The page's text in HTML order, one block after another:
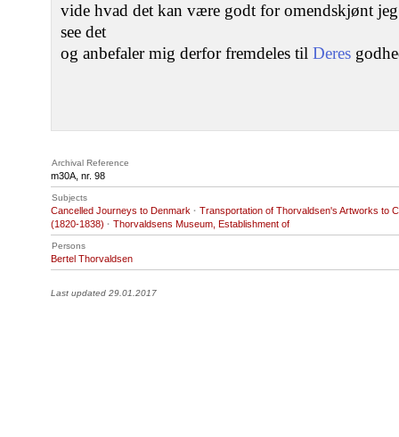
vide hvad det kan være godt for omendskjønt
see det
og anbefaler mig derfor fremdeles til Deres
Archival Reference
m30A, nr. 98
Subjects
Cancelled Journeys to Denmark · Transportation of Thorvaldsen's Artworks to
(1820-1838) · Thorvaldsens Museum, Establishment of
Persons
Bertel Thorvaldsen
Last updated 29.01.2017